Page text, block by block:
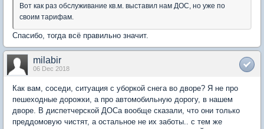
Вот как раз обслуживание кв.м. выставил нам ДОС, но уже по
своим тарифам.
Спасибо, тогда всё правильно значит.
milabir
06 Dec 2018
Как вам, соседи, ситуация с уборкой снега во дворе? Я не про
пешеходные дорожки, а про автомобильную дорогу, в нашем
дворе. В диспетчерской ДОСа вообще сказали, что они только
преддомовую чистят, а остальное не их заботы.. с тем же